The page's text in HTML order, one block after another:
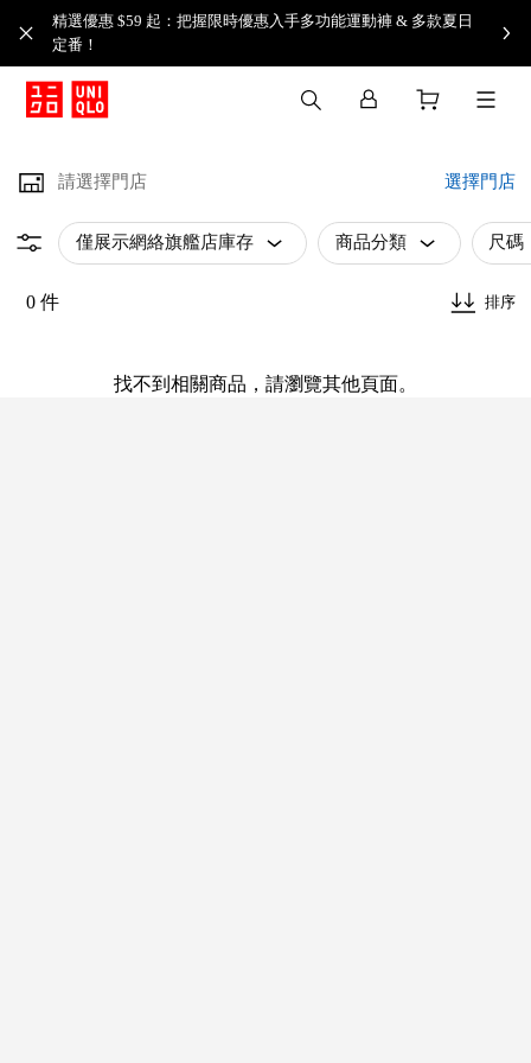
精選優惠 $59 起：把握限時優惠入手多功能運動褲 & 多款夏日
定番！​
請選擇門店 選擇門店
僅展示網絡旗艦店庫存 商品分類 尺碼
0 件 排序
找不到相關商品，請瀏覽其他頁面。